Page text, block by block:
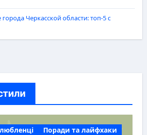
Черкасской области: топ-5 с
Поради та лайфхаки